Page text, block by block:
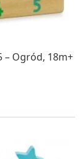
– Ogród, 18m+